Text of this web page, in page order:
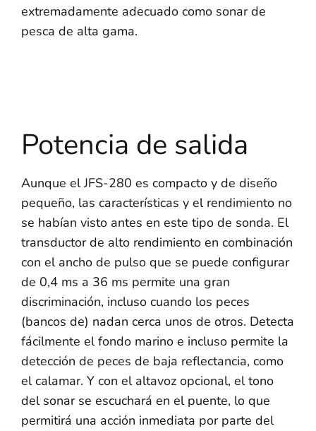
extremadamente adecuado como sonar de
pesca de alta gama.
Potencia de salida
Aunque el JFS-280 es compacto y de diseño
pequeño, las características y el rendimiento no
se habían visto antes en este tipo de sonda. El
transductor de alto rendimiento en combinación
con el ancho de pulso que se puede configurar
de 0,4 ms a 36 ms permite una gran
discriminación, incluso cuando los peces
(bancos de) nadan cerca unos de otros. Detecta
fácilmente el fondo marino e incluso permite la
detección de peces de baja reflectancia, como
el calamar. Y con el altavoz opcional, el tono
del sonar se escuchará en el puente, lo que
permitirá una acción inmediata por parte del